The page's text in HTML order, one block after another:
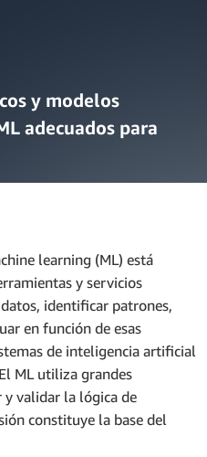
y modelos
adecuados para
learning (ML) está
y servicios
identificar patrones,
en función de esas
de inteligencia artificial
ML utiliza grandes
y validar la lógica de
constituye la base del